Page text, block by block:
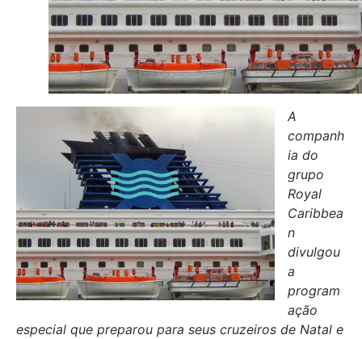
A
companh
ia do
grupo
Royal
Caribbea
n
divulgou
a
program
ação
especial que preparou para seus cruzeiros de Natal e